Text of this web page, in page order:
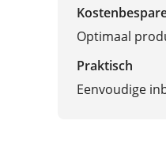
Optimaal
Praktisch
Eenvoudige